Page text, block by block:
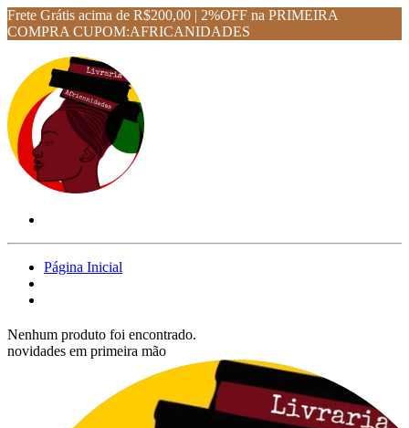
Frete Grátis acima de R$200,00 | 2%OFF na PRIMEIRA
COMPRA CUPOM:AFRICANIDADES
Página Inicial
Nenhum produto foi encontrado.
novidades em primeira mão